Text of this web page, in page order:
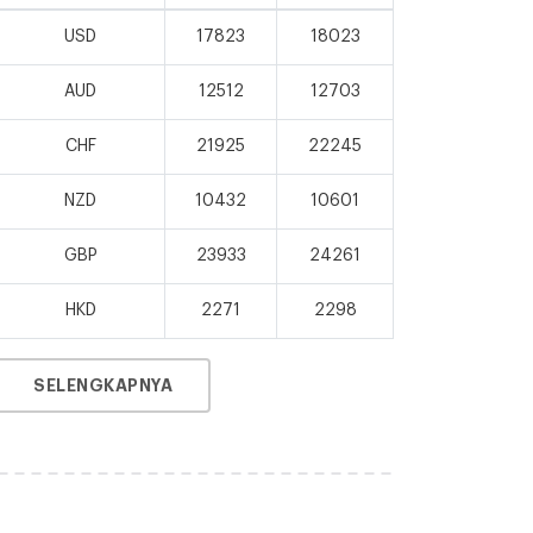
USD 17823 18023
AUD 12512 12703
CHF 21925 22245
NZD 10432 10601
GBP 23933 24261
HKD 2271 2298
SELENGKAPNYA